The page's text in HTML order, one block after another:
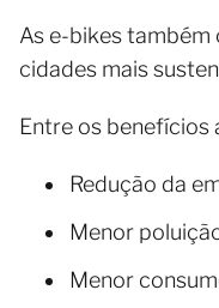
As e-bikes
cidades mais
Entre os benefícios
Redução da
Menor
Menor